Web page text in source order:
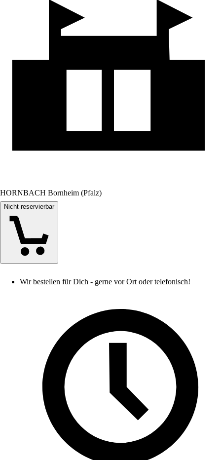
HORNBACH Bornheim (Pfalz)
Nicht reservierbar
Wir bestellen für Dich - gerne vor Ort oder telefonisch!